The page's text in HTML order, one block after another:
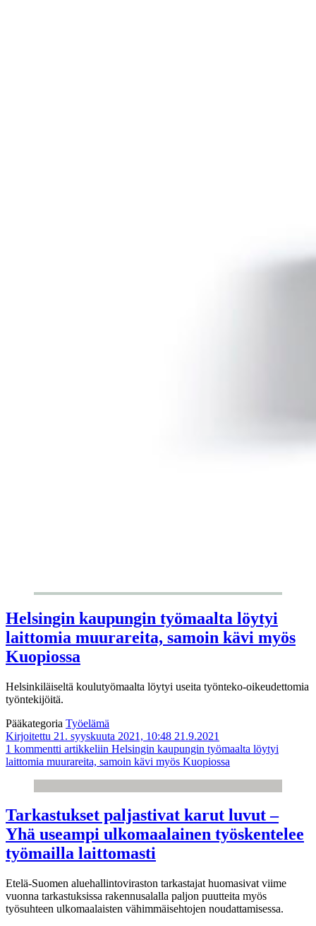
Helsingin kaupungin työmaalta löytyi
laittomia muurareita, samoin kävi myös
Kuopiossa
Helsinkiläiseltä koulutyömaalta löytyi useita työnteko-oikeudettomia
työntekijöitä.
Pääkategoria Työelämä
Kirjoitettu 21. syyskuuta 2021, 10:48 21.9.2021
1 kommentti artikkeliin Helsingin kaupungin työmaalta löytyi
laittomia muurareita, samoin kävi myös Kuopiossa
Tarkastukset paljastivat karut luvut –
Yhä useampi ulkomaalainen työskentelee
työmailla laittomasti
Etelä-Suomen aluehallintoviraston tarkastajat huomasivat viime
vuonna tarkastuksissa rakennusalalla paljon puutteita myös
työsuhteen ulkomaalaisten vähimmäisehtojen noudattamisessa.